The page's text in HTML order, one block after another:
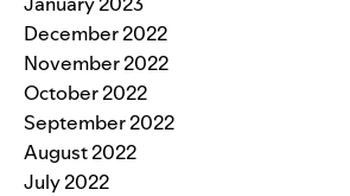
December 2022
November 2022
October 2022
September 2022
August 2022
July 2022